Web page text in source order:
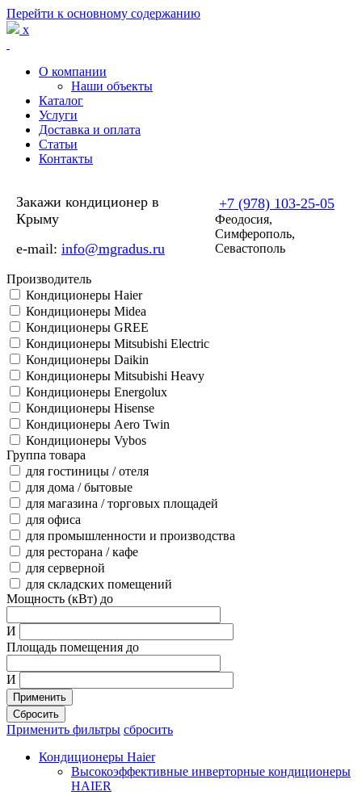
Перейти к основному содержанию
x
О компании
Наши объекты
Каталог
Услуги
Доставка и оплата
Статьи
Контакты
Закажи кондиционер в
Крыму
e-mail: info@mgradus.ru
+7 (978) 103-25-05
Феодосия,
Симферополь,
Севастополь
Производитель
Кондиционеры Haier
Кондиционеры Midea
Кондиционеры GREE
Кондиционеры Mitsubishi Electric
Кондиционеры Daikin
Кондиционеры Mitsubishi Heavy
Кондиционеры Energolux
Кондиционеры Hisense
Кондиционеры Aero Twin
Кондиционеры Vybos
Группа товара
для гостиницы / отеля
для дома / бытовые
для магазина / торговых площадей
для офиса
для промышленности и производства
для ресторана / кафе
для серверной
для складских помещений
Мощность (кВт) до
И
Площадь помещения до
И
Применить
Сбросить
Применить фильтры сбросить
Кондиционеры Haier
Высокоэффективные инверторные кондиционеры
HAIER